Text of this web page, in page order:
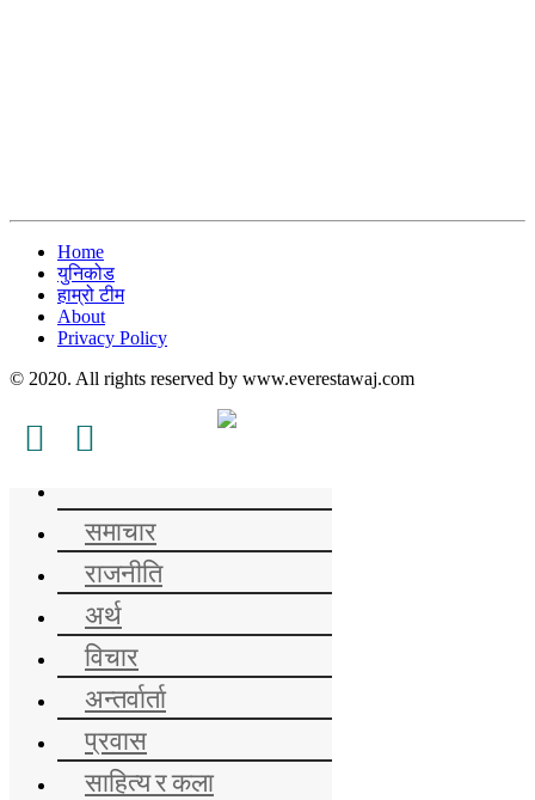
Home
युनिकोड
हाम्रो टीम
About
Privacy Policy
© 2020. All rights reserved by www.everestawaj.com
समाचार
राजनीति
अर्थ
विचार
अन्तर्वार्ता
प्रवास
साहित्य र कला